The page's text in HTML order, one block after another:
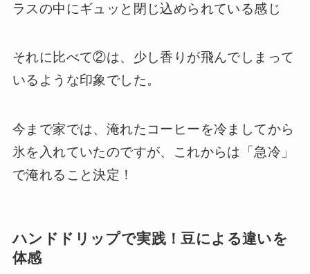
ラスの中にギュッと閉じ込められている感じ
それに比べて②は、少し香りが飛んでしまって
いるような印象でした。
今まで家では、淹れたコーヒーを冷ましてから
氷を入れていたのですが、これからは「急冷」
で淹れること決定！
ハンドドリップで実践！豆による違いを
体感